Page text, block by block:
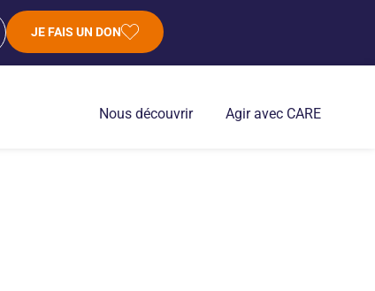
JE FAIS UN DON
Nous découvrir Agir avec CARE